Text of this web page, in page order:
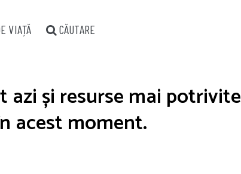
VIAȚĂ CĂUTARE
și resurse mai potrivite
acest moment.